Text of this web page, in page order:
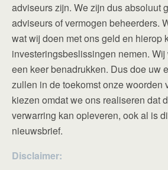
adviseurs zijn. We zijn dus absoluut
adviseurs of vermogen beheerders.
wat wij doen met ons geld en hierop
investeringsbeslissingen nemen.
een keer benadrukken. Dus doe uw
zullen in de toekomst onze woorden
kiezen omdat we ons realiseren dat
verwarring kan opleveren, ook al is
nieuwsbrief.
Disclaimer: